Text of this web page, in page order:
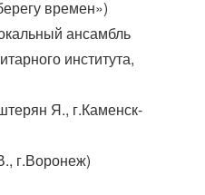
времен»)
ансамбль
института,
Я., г.Каменск-
г.Воронеж)